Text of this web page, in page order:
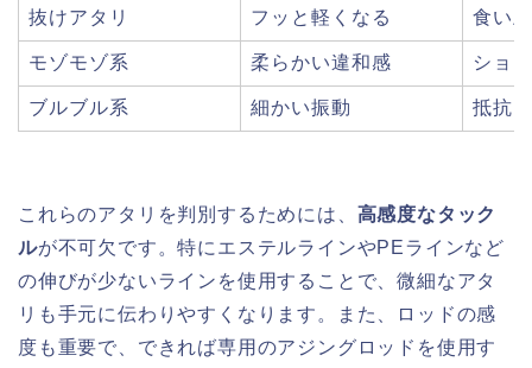
抜けアタリ フッと軽くなる 食い
モゾモゾ系 柔らかい違和感 ショ
ブルブル系 細かい振動 抵抗
これらのアタリを判別するためには、 高感度なタック
ルが不可欠です。特にエステルラインやPEラインなど
の伸びが少ないラインを使用することで、微細なアタ
リも手元に伝わりやすくなります。また、ロッドの感
度も重要で、できれば専用のアジングロッドを使用す